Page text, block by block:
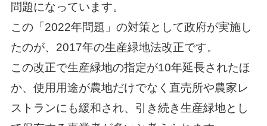
問題になっています。
この「2022年問題」の対策として政府が実施し
たのが、2017年の生産緑地法改正です。
この改正で生産緑地の指定が10年延長されたほ
か、使用用途が農地だけでなく直売所や農家レ
ストランにも緩和され、引き続き生産緑地とし